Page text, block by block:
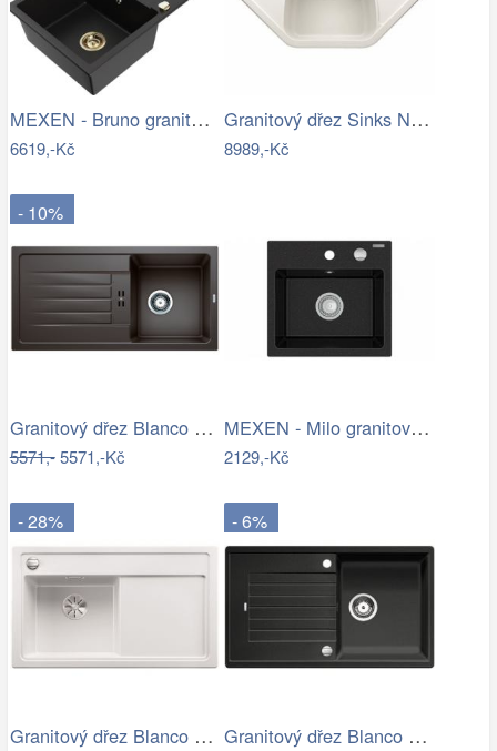
MEXEN - Bruno granitový dřez s…
6619,-Kč
Granitový dřez Sinks NAIKY 980 Milk
8989,-Kč
- 10%
Granitový dřez Blanco FAVUM 45 S káva…
5571,-5571,-Kč
MEXEN - Milo granitový dřez 1-miska…
2129,-Kč
- 28%
Granitový dřez Blanco ZENAR 45 S InFino…
- 6%
Granitový dřez Blanco ZIA 5 S antracit…